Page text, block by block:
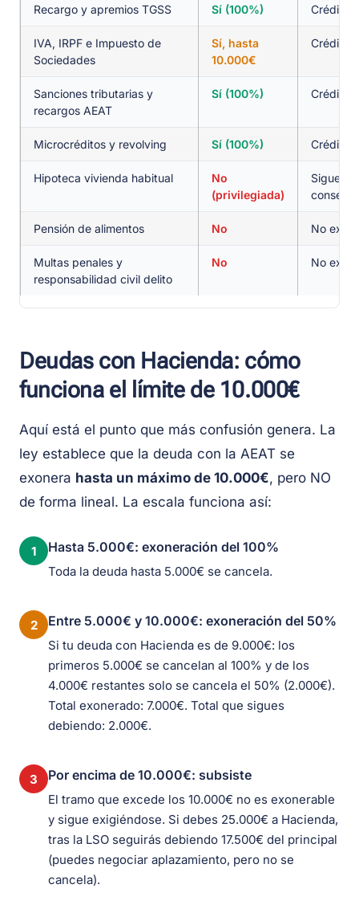
Recargo y apremios TGSS Sí (100%) Crédito
IVA, IRPF e Impuesto de
Sociedades
Sí, hasta
10.000€
Crédito
Sanciones tributarias y
recargos AEAT
Sí (100%) Crédito
Microcréditos y revolving Sí (100%) Crédito
Hipoteca vivienda habitual
No
(privilegiada)
Sigue
Pensión de alimentos No No
Multas penales y
responsabilidad civil delito
No No
Deudas con Hacienda: cómo
funciona el límite de 10.000€
Aquí está el punto que más confusión genera. La
ley establece que la deuda con la AEAT se
exonera hasta un máximo de 10.000€, pero NO
de forma lineal. La escala funciona así:
1 Hasta 5.000€: exoneración del 100%
Toda la deuda hasta 5.000€ se cancela.
2 Entre 5.000€ y 10.000€: exoneración del 50%
Si tu deuda con Hacienda es de 9.000€: los
primeros 5.000€ se cancelan al 100% y de los
4.000€ restantes solo se cancela el 50% (2.000€).
Total exonerado: 7.000€. Total que sigues
debiendo: 2.000€.
3 Por encima de 10.000€: subsiste
El tramo que excede los 10.000€ no es exonerable
y sigue exigiéndose. Si debes 25.000€ a Hacienda,
tras la LSO seguirás debiendo 17.500€ del principal
(puedes negociar aplazamiento, pero no se
cancela).